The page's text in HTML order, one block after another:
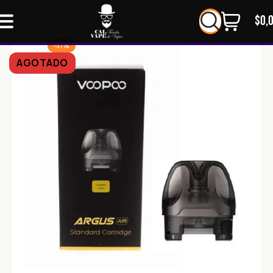
$
-37%
AGOTADO